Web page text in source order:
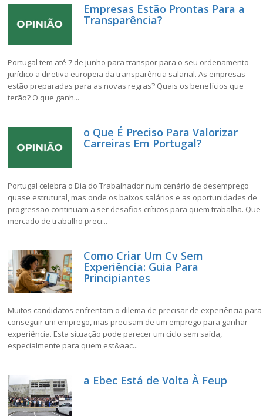
Empresas Estão Prontas Para a
Transparência?
Portugal tem até 7 de junho para transpor para o seu ordenamento
jurídico a diretiva europeia da transparência salarial. As empresas
estão preparadas para as novas regras? Quais os benefícios que
terão? O que ganh...
o Que É Preciso Para Valorizar
Carreiras Em Portugal?
Portugal celebra o Dia do Trabalhador num cenário de desemprego
quase estrutural, mas onde os baixos salários e as oportunidades de
progressão continuam a ser desafios críticos para quem trabalha. Que
mercado de trabalho preci...
Como Criar Um Cv Sem
Experiência: Guia Para
Principiantes
Muitos candidatos enfrentam o dilema de precisar de experiência para
conseguir um emprego, mas precisam de um emprego para ganhar
experiência. Esta situação pode parecer um ciclo sem saída,
especialmente para quem est&aac...
a Ebec Está de Volta À Feup